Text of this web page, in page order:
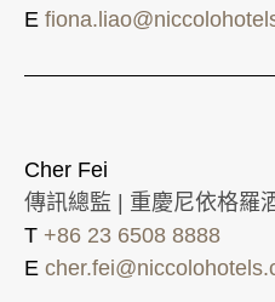
E
Cher Fei
傳訊總監 | 重慶尼依格羅
T +86 23 6508 8888
E